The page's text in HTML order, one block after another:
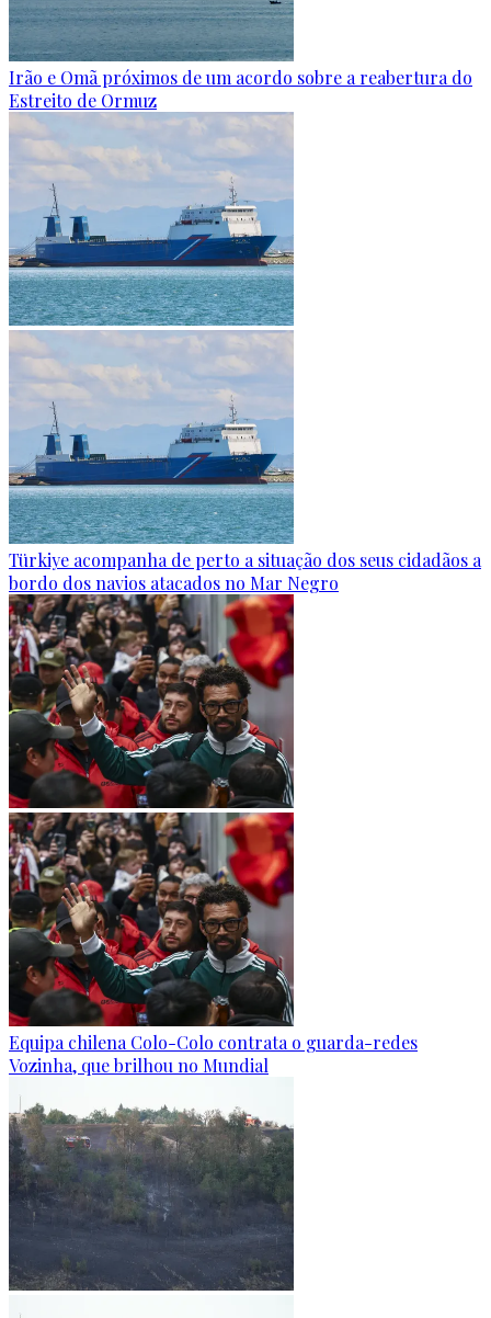
Irão e Omã próximos de um acordo sobre a reabertura do
Estreito de Ormuz
Türkiye acompanha de perto a situação dos seus cidadãos a
bordo dos navios atacados no Mar Negro
Equipa chilena Colo-Colo contrata o guarda-redes
Vozinha, que brilhou no Mundial